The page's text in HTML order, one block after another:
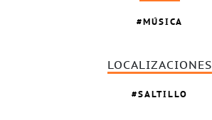
MÚSICA
LOCALIZACIONES
SALTILLO